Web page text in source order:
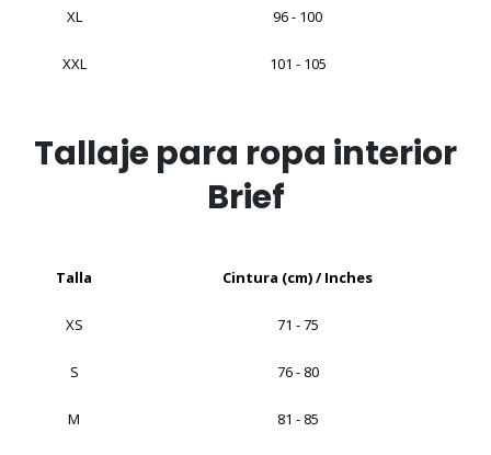
XL 96 - 100
XXL 101 - 105
Tallaje para ropa interior
Brief
Talla Cintura (cm) / Inches
XS 71 - 75
S 76 - 80
M 81 - 85